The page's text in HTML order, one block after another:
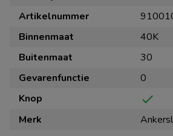
Artikelnummer
Binnenmaat
40K
Buitenmaat
30
Gevarenfunctie
0
Knop
check
Merk